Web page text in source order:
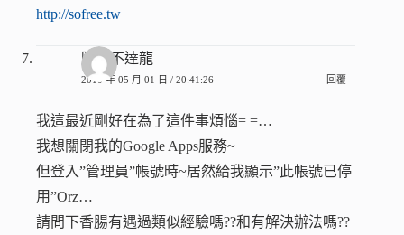
http://sofree.tw
阿里不達龍
2010 年 05 月 01 日 / 20:41:26 回覆
我這最近剛好在為了這件事煩惱= =…
我想關閉我的Google Apps服務~
但登入”管理員”帳號時~居然給我顯示”此帳號已停
用”Orz…
請問下香腸有遇過類似經驗嗎??和有解決辦法嗎??